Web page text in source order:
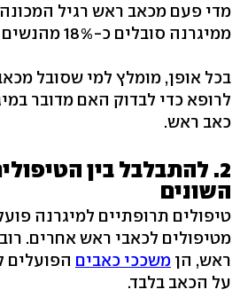
מדי פעם מכאב ראש רגיל
ממיגרנה סובלים כ-18% מהנשים וכ-6% מהגברים.
בכל אופן, מומלץ למי שסובל
לרופא כדי לבדוק האם מדובר
כאב ראש.
2. להתבלבל בין
השונים
טיפולים תרופתיים למיגרנה
מטיפולים לכאבי ראש אחרים.
ראש, הן משככי כאבים הפועלים
על הכאב בלבד.